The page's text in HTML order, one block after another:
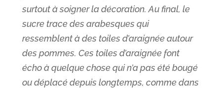
surtout à soigner la décoration. Au final, le
sucre trace des arabesques qui
ressemblent à des toiles d’araignée autour
des pommes. Ces toiles d’araignée font
écho à quelque chose qui n’a pas été bougé
ou déplacé depuis longtemps, comme dans